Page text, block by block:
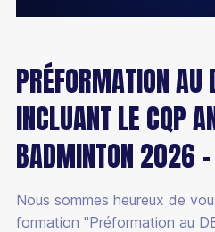
PRÉFORMATION AU
INCLUANT LE CQP
BADMINTON 2026
Nous sommes heureux de
formation "Préformation au